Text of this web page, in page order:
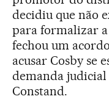
decidiu que não
para formalizar a
fechou um
acusar Cosby se
demanda
Constand.